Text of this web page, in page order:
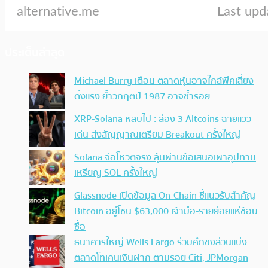
Michael Burry เตือน ตลาดหุ้นอาจใกล้พีคเสี่ยง
ดิ่งแรง ย้ำวิกฤตปี 1987 อาจซ้ำรอย
XRP-Solana หลบไป : ส่อง 3 Altcoins ฉายแวว
เด่น ส่งสัญญาณเตรียม Breakout ครั้งใหญ่
Solana จ่อโหวตจริง ลุ้นผ่านข้อเสนอเผาอุปทาน
เหรียญ SOL ครั้งใหญ่
Glassnode เปิดข้อมูล On-Chain ชี้แนวรับสำคัญ
Bitcoin อยู่โซน $63,000 เจ้ามือ-รายย่อยแห่ช้อน
ซื้อ
ธนาคารใหญ่ Wells Fargo ร่วมศึกชิงส่วนแบ่ง
ตลาดโทเคนเงินฝาก ตามรอย Citi, JPMorgan